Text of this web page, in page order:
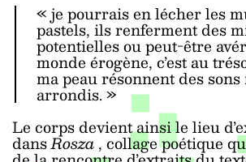
«je pourrais en lécher les
pastels, ils renferment des
potentielles ou peut-être
monde érogène, c’est au
ma peau résonnent des sons
arrondis.»
Le corps devient ainsi le lieu
dansRosza, collage poétique